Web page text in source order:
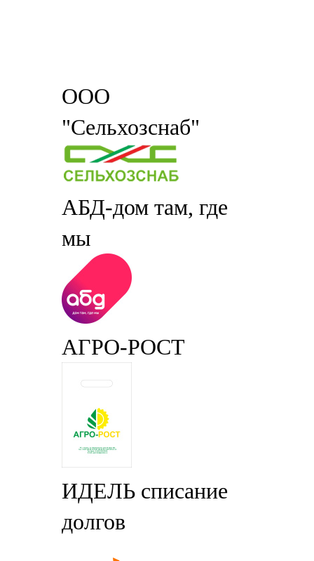
ООО
"Сельхозснаб"
АБД-дом там, где
мы
АГРО-РОСТ
ИДЕЛЬ списание
долгов